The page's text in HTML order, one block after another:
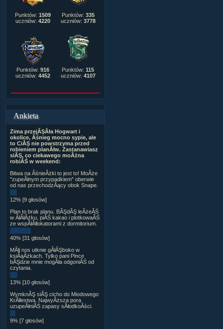
Punktów: 1509
uczniów: 4220
Punktów: 335
uczniów: 3778
Punktów: 916
uczniów: 4452
Punktów: 115
uczniów: 4107
Ankieta
Zima przejĂŞÂła Hogwart i
okolice, Âśnieg mocno sypie, ale
to CiĂŞ nie powstrzyma przed
robieniem planĂłw. Zastanawiasz
siĂŞ, co ciekawego moÂżna
robiĂŚ w weekend:
Bitwa na ÂśnieÂżki to jest to! MoÂże
"zupeÂłnym przypadkiem" oberwie
od nas przechodzÂący obok Snape.
12% [9 głosów]
Plan to brak planu. BĂŞdĂŞ leÂżeĂŚ
w ÂłĂłÂżku, piĂŚ kakao i plotkowaĂŚ
ze wspĂłÂłlokatorami z dormitorium.
40% [31 głosów]
MĂłj nos utknie gÂłĂŞboko w
ksiÂąÂżkach. Tylko pani Pince
bĂŞdzie mnie mogÂła odgoniĂŚ od
czytania.
13% [10 głosów]
WymknĂŞ siĂŞ cicho do Miodowego
KrĂłlestwa. NajwyÂższa pora
uzupeÂłniĂŚ zapasy sÂłodkoÂści.
9% [7 głosów]